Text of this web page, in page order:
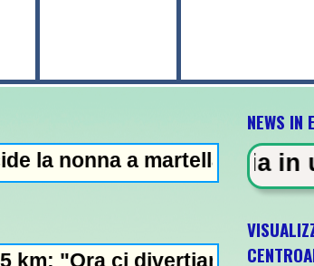
martellate, arrestato il nipote
in staffetta"-
NEWS IN
in una scuola